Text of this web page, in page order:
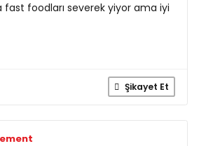
foodları severek yiyor ama iyi
Şikayet Et